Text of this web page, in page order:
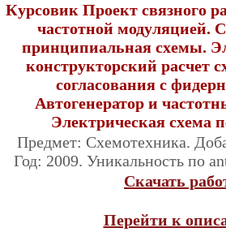
Курсовик Проект связного
частотной модуляцией.
принципиальная схемы.
конструкторский расчет
согласования с
Автогенератор и
Электрическая схема
Предмет: Схемотехника.
Год: 2009. Уникальность по
Скачать
Перейти к